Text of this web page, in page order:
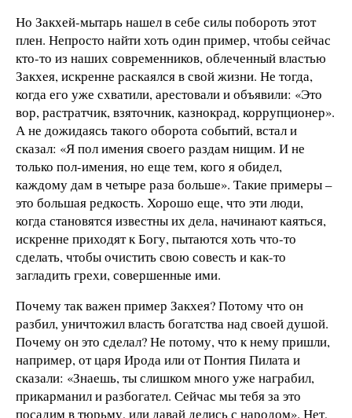
Но Закхей-мытарь нашел в себе силы побороть этот
плен. Непросто найти хоть один пример, чтобы сейчас
кто-то из наших современников, облеченный властью
Закхея, искренне раскаялся в свой жизни. Не тогда,
когда его уже схватили, арестовали и объявили: «Это
вор, растратчик, взяточник, казнокрад, коррупционер».
А не дожидаясь такого оборота событий, встал и
сказал: «Я пол имения своего раздам нищим. И не
только пол-имения, но еще тем, кого я обидел,
каждому дам в четыре раза больше». Такие примеры –
это большая редкость. Хорошо еще, что эти люди,
когда становятся известны их дела, начинают каяться,
искренне приходят к Богу, пытаются хоть что-то
сделать, чтобы очистить свою совесть и как-то
загладить грехи, совершенные ими.
Почему так важен пример Закхея? Потому что он
разбил, уничтожил власть богатства над своей душой.
Почему он это сделал? Не потому, что к нему пришли,
например, от царя Ирода или от Понтия Пилата и
сказали: «Знаешь, ты слишком много уже награбил,
прикарманил и разбогател. Сейчас мы тебя за это
посадим в тюрьму, или давай делись с народом». Нет,